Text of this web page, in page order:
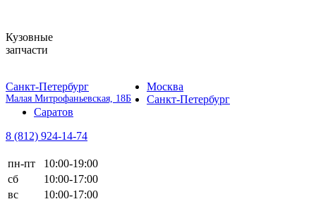
Кузовные
запчасти
Санкт-Петербург
Малая Митрофаньевская, 18Б
Москва
Санкт-Петербург
Саратов
8 (812) 924-14-74
пн-пт
10:00-19:00
сб
10:00-17:00
вс
10:00-17:00